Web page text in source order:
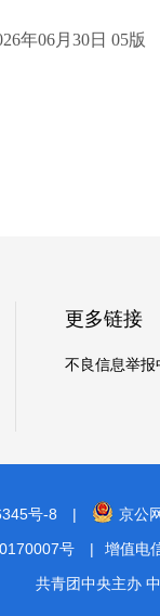
06月30日 05版
更多链接
不良信息举报
号-8 | 京公
号
| 增值电
共青团中央主办